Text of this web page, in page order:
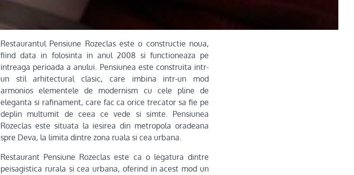
Restaurantul Pensiune Rozeclas este o constructie noua,
fiind data in folosinta in anul 2008 si functioneaza pe
intreaga perioada a anului. Pensiunea este construita intr-
un stil arhitectural clasic, care imbina intr-un mod
armonios elementele de modernism cu cele pline de
eleganta si rafinament, care fac ca orice trecator sa fie pe
deplin multumit de ceea ce vede si simte. Pensiunea
Rozeclas este situata la iesirea din metropola oradeana
spre Deva, la limita dintre zona ruala si cea urbana.
Restaurant Pensiune Rozeclas este ca o legatura dintre
peisagistica rurala si cea urbana, oferind in acest mod un